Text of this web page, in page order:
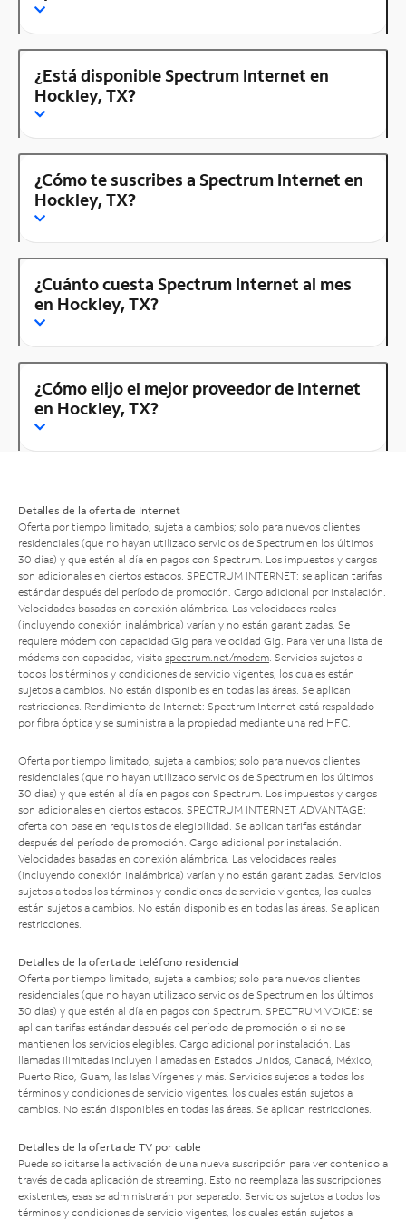
¿Está disponible Spectrum Internet en
Hockley, TX?
¿Cómo te suscribes a Spectrum Internet en
Hockley, TX?
¿Cuánto cuesta Spectrum Internet al mes
en Hockley, TX?
¿Cómo elijo el mejor proveedor de Internet
en Hockley, TX?
Detalles de la oferta de Internet
Oferta por tiempo limitado; sujeta a cambios; solo para nuevos clientes
residenciales (que no hayan utilizado servicios de Spectrum en los últimos
30 días) y que estén al día en pagos con Spectrum. Los impuestos y cargos
son adicionales en ciertos estados. SPECTRUM INTERNET: se aplican tarifas
estándar después del período de promoción. Cargo adicional por instalación.
Velocidades basadas en conexión alámbrica. Las velocidades reales
(incluyendo conexión inalámbrica) varían y no están garantizadas. Se
requiere módem con capacidad Gig para velocidad Gig. Para ver una lista de
módems con capacidad, visita spectrum.net/modem . Servicios sujetos a
todos los términos y condiciones de servicio vigentes, los cuales están
sujetos a cambios. No están disponibles en todas las áreas. Se aplican
restricciones. Rendimiento de Internet: Spectrum Internet está respaldado
por fibra óptica y se suministra a la propiedad mediante una red HFC.
Oferta por tiempo limitado; sujeta a cambios; solo para nuevos clientes
residenciales (que no hayan utilizado servicios de Spectrum en los últimos
30 días) y que estén al día en pagos con Spectrum. Los impuestos y cargos
son adicionales en ciertos estados. SPECTRUM INTERNET ADVANTAGE:
oferta con base en requisitos de elegibilidad. Se aplican tarifas estándar
después del período de promoción. Cargo adicional por instalación.
Velocidades basadas en conexión alámbrica. Las velocidades reales
(incluyendo conexión inalámbrica) varían y no están garantizadas. Servicios
sujetos a todos los términos y condiciones de servicio vigentes, los cuales
están sujetos a cambios. No están disponibles en todas las áreas. Se aplican
restricciones.
Detalles de la oferta de teléfono residencial
Oferta por tiempo limitado; sujeta a cambios; solo para nuevos clientes
residenciales (que no hayan utilizado servicios de Spectrum en los últimos
30 días) y que estén al día en pagos con Spectrum. SPECTRUM VOICE: se
aplican tarifas estándar después del período de promoción o si no se
mantienen los servicios elegibles. Cargo adicional por instalación. Las
llamadas ilimitadas incluyen llamadas en Estados Unidos, Canadá, México,
Puerto Rico, Guam, las Islas Vírgenes y más. Servicios sujetos a todos los
términos y condiciones de servicio vigentes, los cuales están sujetos a
cambios. No están disponibles en todas las áreas. Se aplican restricciones.
Detalles de la oferta de TV por cable
Puede solicitarse la activación de una nueva suscripción para ver contenido a
través de cada aplicación de streaming. Esto no reemplaza las suscripciones
existentes; esas se administrarán por separado. Servicios sujetos a todos los
términos y condiciones de servicio vigentes, los cuales están sujetos a